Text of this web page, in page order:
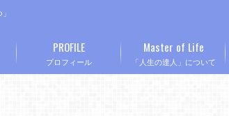
プロフィール
PROFILE
「人生の達人」について
Master of Life